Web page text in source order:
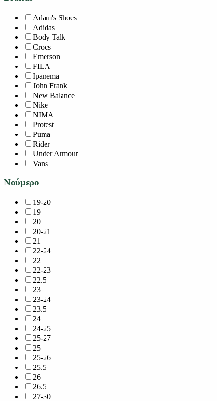
Adam's Shoes
Adidas
Body Talk
Crocs
Emerson
FILA
Ipanema
John Frank
New Balance
Nike
NIMA
Protest
Puma
Rider
Under Armour
Vans
Νούμερο
19-20
19
20
20-21
21
22-24
22
22-23
22.5
23
23-24
23.5
24
24-25
25-27
25
25-26
25.5
26
26.5
27-30